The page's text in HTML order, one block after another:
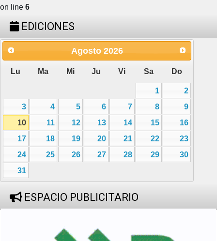
on line 6
EDICIONES
Agosto 2026
Lu Ma Mi Ju Vi Sa Do
1
2
3
4 5 6 7 8
9
10
11 12 13 14 15
16
17
18 19 20 21 22
23
24
25 26 27 28 29
30
31
ESPACIO PUBLICITARIO